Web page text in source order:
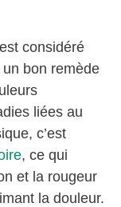
considéré
bon remède
liées au
c’est
, ce qui
et la rougeur
la douleur.